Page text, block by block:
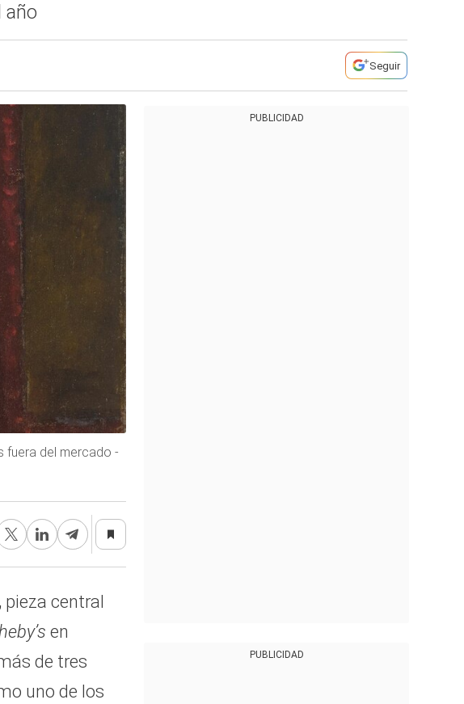
año
Seguir
fuera del mercado -
pieza central
en
de tres
uno de los
PUBLICIDAD
PUBLICIDAD